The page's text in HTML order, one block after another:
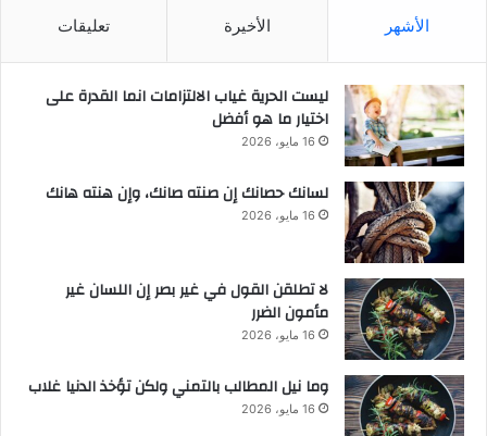
الأشهر الأخيرة تعليقات
ليست الحرية غياب الالتزامات انما القدرة على
اختيار ما هو أفضل
16 مايو، 2026
لسانك حصانك إن صنته صانك، وإن هنته هانك
16 مايو، 2026
لا تطلقن القول في غير بصر إن اللسان غير
مأمون الضرر
16 مايو، 2026
وما نيل المطالب بالتمني ولكن تؤخذ الدنيا غلاب
16 مايو، 2026